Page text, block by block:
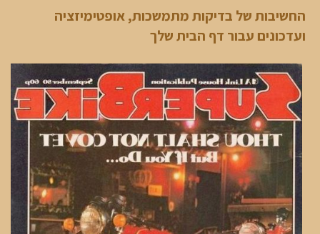
החשיבותשל בדיקות מתמשכות, אופטימיזציה
ועדכונים עבור דף הבית שלך